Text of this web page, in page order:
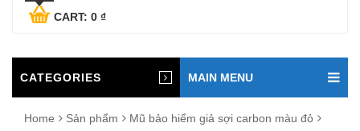
CART: 0 ₫
CATEGORIES MAIN MENU
Home Sản phẩm
Mũ bảo hiểm giả sợi carbon màu đỏ